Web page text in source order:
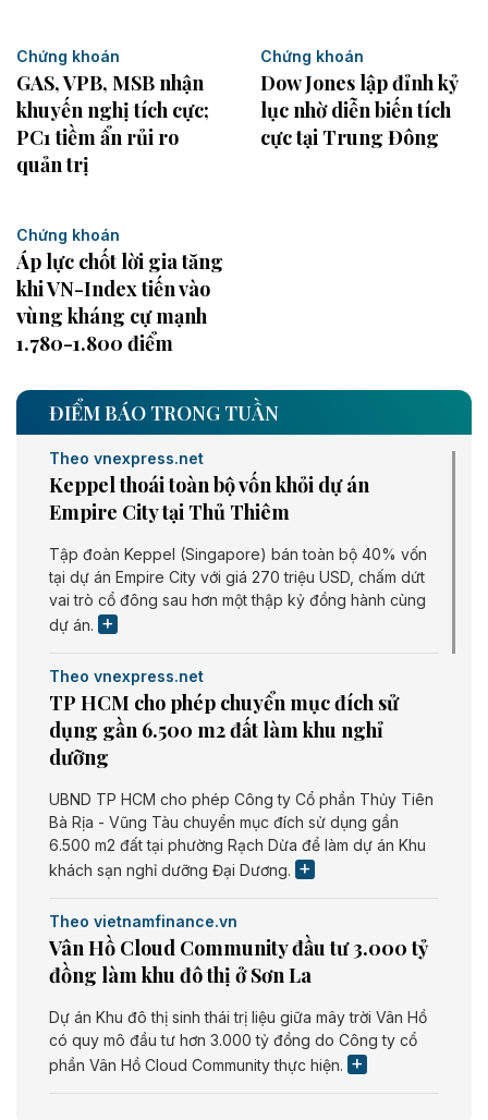
Chứng khoán
GAS, VPB, MSB nhận
khuyến nghị tích cực;
PC1 tiềm ẩn rủi ro
quản trị
Chứng khoán
Dow Jones lập đỉnh kỷ
lục nhờ diễn biến tích
cực tại Trung Đông
Chứng khoán
Áp lực chốt lời gia tăng
khi VN-Index tiến vào
vùng kháng cự mạnh
1.780-1.800 điểm
ĐIỂM BÁO TRONG TUẦN
Theo vnexpress.net
Keppel thoái toàn bộ vốn khỏi dự án
Empire City tại Thủ Thiêm
Tập đoàn Keppel (Singapore) bán toàn bộ 40% vốn
tại dự án Empire City với giá 270 triệu USD, chấm dứt
vai trò cổ đông sau hơn một thập kỷ đồng hành cùng
dự án.
Theo vnexpress.net
TP HCM cho phép chuyển mục đích sử
dụng gần 6.500 m2 đất làm khu nghỉ
dưỡng
UBND TP HCM cho phép Công ty Cổ phần Thủy Tiên
Bà Rịa - Vũng Tàu chuyển mục đích sử dụng gần
6.500 m2 đất tại phường Rạch Dừa để làm dự án Khu
khách sạn nghỉ dưỡng Đại Dương.
Theo vietnamfinance.vn
Vân Hồ Cloud Community đầu tư 3.000 tỷ
đồng làm khu đô thị ở Sơn La
Dự án Khu đô thị sinh thái trị liệu giữa mây trời Vân Hồ
có quy mô đầu tư hơn 3.000 tỷ đồng do Công ty cổ
phần Vân Hồ Cloud Community thực hiện.